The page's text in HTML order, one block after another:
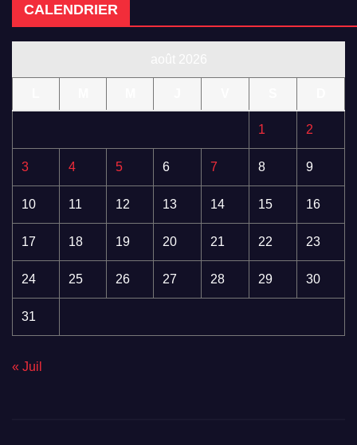
CALENDRIER
1 2
3 4 5 6 7 8 9
10 11 12 13 14 15 16
17 18 19 20 21 22 23
24 25 26 27 28 29 30
31
« Juil